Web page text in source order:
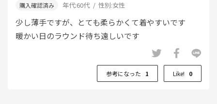
年代:60代 性別:女性
少し薄手ですが、とても柔らかくて着やすいです
暖かい日のラウンド待ち遠しいです
参考になった 1 Like! 0